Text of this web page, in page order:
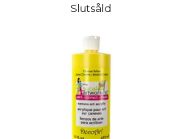
Slutsåld